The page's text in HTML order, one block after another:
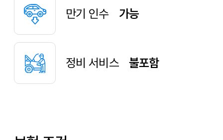
만기 인수 가능
정비 서비스 불포함